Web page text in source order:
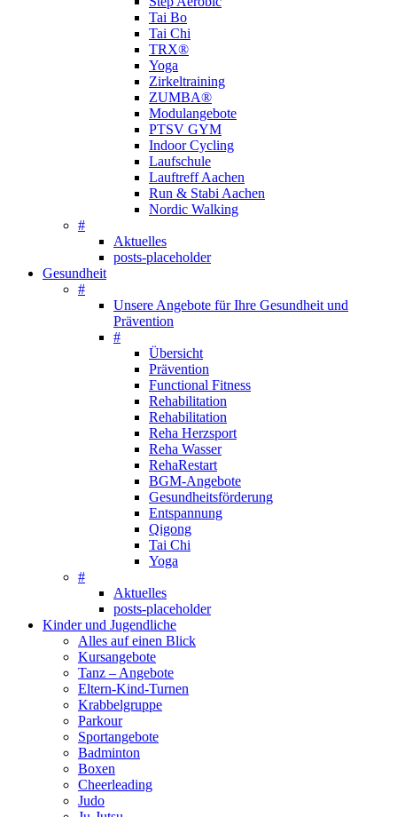
Tai Bo
Tai Chi
TRX®
Yoga
Zirkeltraining
ZUMBA®
Modulangebote
PTSV GYM
Indoor Cycling
Laufschule
Lauftreff Aachen
Run & Stabi Aachen
Nordic Walking
#
Aktuelles
posts-placeholder
Gesundheit
#
Unsere Angebote für Ihre Gesundheit und
Prävention
#
Übersicht
Prävention
Functional Fitness
Rehabilitation
Rehabilitation
Reha Herzsport
Reha Wasser
RehaRestart
BGM-Angebote
Gesundheitsförderung
Entspannung
Qigong
Tai Chi
Yoga
#
Aktuelles
posts-placeholder
Kinder und Jugendliche
Alles auf einen Blick
Kursangebote
Tanz – Angebote
Eltern-Kind-Turnen
Krabbelgruppe
Parkour
Sportangebote
Badminton
Boxen
Cheerleading
Judo